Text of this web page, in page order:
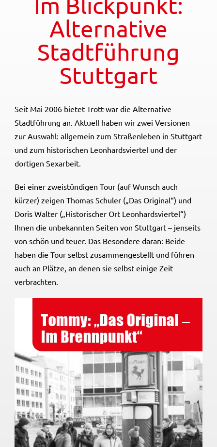
Alternative
Stadtführung
Stuttgart
Seit Mai 2006 bietet Trott-war die Alternative
Stadtführung an. Aktuell haben wir zwei Versionen
zur Auswahl: allgemein zum Straßenleben in Stuttgart
und zum historischen Leonhardsviertel und der
dortigen Sexarbeit.
Bei einer zweistündigen Tour (auf Wunsch auch
kürzer) zeigen Thomas Schuler („Das Original“) und
Doris Walter („Historischer Ort Leonhardsviertel“)
Ihnen die unbekannten Seiten von Stuttgart – jenseits
von schön und teuer. Das Besondere daran: Beide
haben die Tour selbst zusammengestellt und führen
auch an Plätze, an denen sie selbst einige Zeit
verbrachten.